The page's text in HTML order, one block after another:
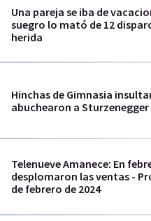
Una pareja se iba de
suegro lo mató de 12
herida
Hinchas de Gimnasia
abuchearon a Sturzenegger
Telenueve Amanece: En
desplomaron las ventas -
de febrero de 2024